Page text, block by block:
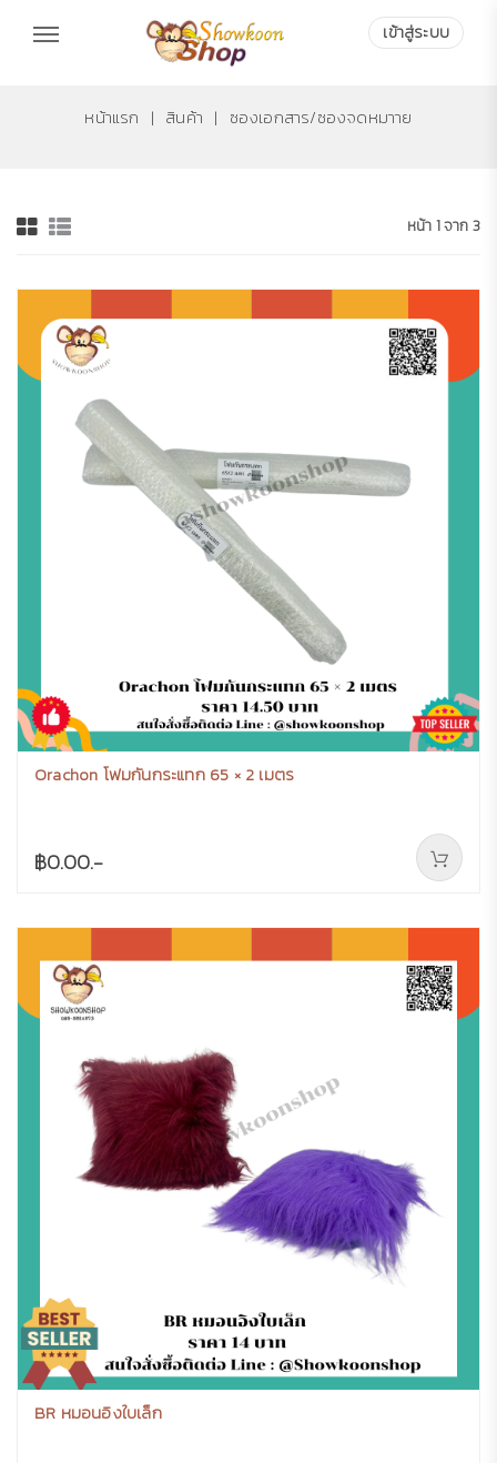
เข้าสู่ระบบ
เข้าสู่ระบบ
หน้าแรก | สินค้า | ซองเอกสาร/ซองจดหมาาย
หน้า 1 จาก 3
Orachon โฟมกันกระแทก 65 × 2 เมตร
฿0.00.-
BR หมอนอิงใบเล็ก